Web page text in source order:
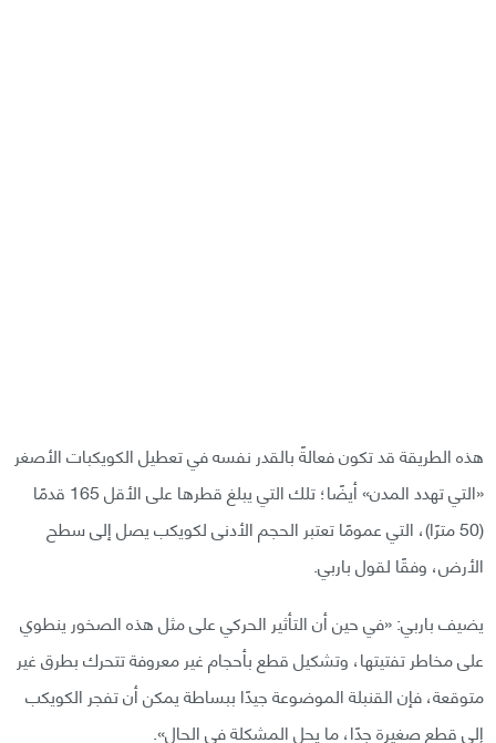
هذه الطريقة قد تكون فعالةً بالقدر نفسه في تعطيل الكويكبات الأصغر
«التي تهدد المدن» أيضًا؛ تلك التي يبلغ قطرها على الأقل 165 قدمًا
(50 مترًا)، التي عمومًا تعتبر الحجم الأدنى لكويكب يصل إلى سطح
الأرض، وفقًا لقول باربي.
يضيف باربي: «في حين أن التأثير الحركي على مثل هذه الصخور ينطوي
على مخاطر تفتيتها، وتشكيل قطع بأحجام غير معروفة تتحرك بطرق غير
متوقعة، فإن القنبلة الموضوعة جيدًا ببساطة يمكن أن تفجر الكويكب
إلى قطع صغيرة جدًا، ما يحل المشكلة في الحال».